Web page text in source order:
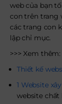
web của bạn
con trên trang
các trang con
lập chỉ mục.
>>> Xem thêm:
Thiết kế
1 Website
website chất